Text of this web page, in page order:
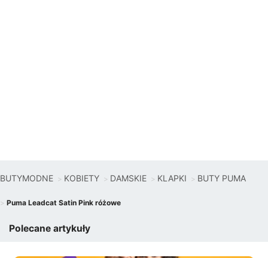
BUTYMODNE KOBIETY DAMSKIE KLAPKI BUTY PUMA
Puma Leadcat Satin Pink różowe
Polecane artykuły